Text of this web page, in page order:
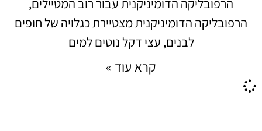
הרפובליקה הדומיניקנית עבור רוב המטיילים,
הרפובליקה הדומיניקנית מצטיירת כגלויה של חופים
לבנים, עצי דקל נוטים למים
קרא עוד »